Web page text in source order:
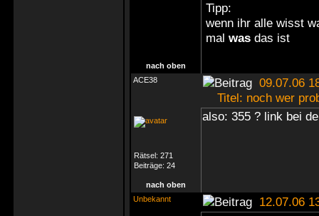
Tipp:
wenn ihr alle wisst
mal was das ist
nach oben
ACE38
09.07.06
Titel: noch wer
Rätsel: 271
Beiträge: 24
also: 355 ? link bei
nach oben
Unbekannt
12.07.06